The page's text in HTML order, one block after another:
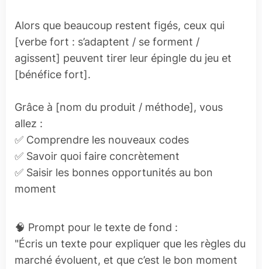
Alors que beaucoup restent figés, ceux qui
[verbe fort : s’adaptent / se forment /
agissent] peuvent tirer leur épingle du jeu et
[bénéfice fort].
Grâce à [nom du produit / méthode], vous
allez :
✅ Comprendre les nouveaux codes
✅ Savoir quoi faire concrètement
✅ Saisir les bonnes opportunités au bon
moment
🧠 Prompt pour le texte de fond :
"Écris un texte pour expliquer que les règles du
marché évoluent, et que c’est le bon moment